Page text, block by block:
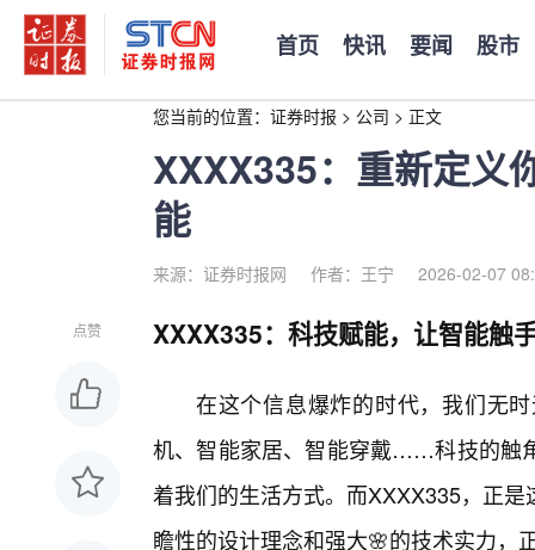
首页 快讯 要闻 股市
您当前的位置： 证券时报 > 公司 > 正文
XXXX335：重新定义
能
来源：证券时报网 作者：王宁 2026-02-07
点赞 XXXX335：科技赋能，让智能触
在这个信息爆炸的时代，我们无
机、智能家居、智能穿戴……科技的触
着我们的生活方式。而XXXX335，正
瞻性的设计理念和强大🌸的技术实力，